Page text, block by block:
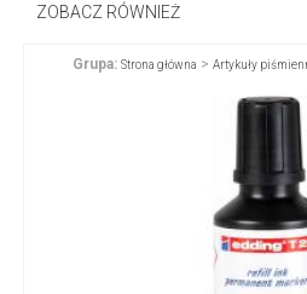
ZOBACZ RÓWNIEŻ
Grupa: Strona główna > Artykuły